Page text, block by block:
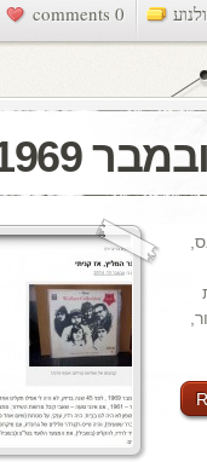
0 comments
1969